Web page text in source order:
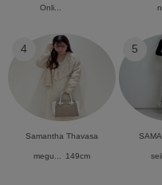
Onli...
4
Samantha Thavasa
megu... 149cm
5